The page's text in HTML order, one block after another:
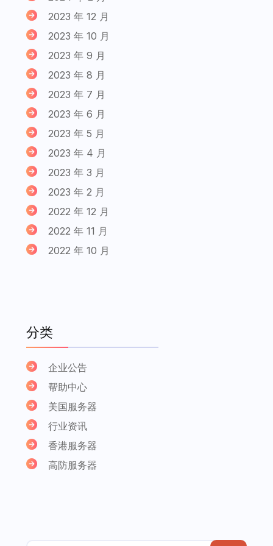
2023 年 12 月
2023 年 10 月
2023 年 9 月
2023 年 8 月
2023 年 7 月
2023 年 6 月
2023 年 5 月
2023 年 4 月
2023 年 3 月
2023 年 2 月
2022 年 12 月
2022 年 11 月
2022 年 10 月
分类
企业公告
帮助中心
美国服务器
行业资讯
香港服务器
高防服务器